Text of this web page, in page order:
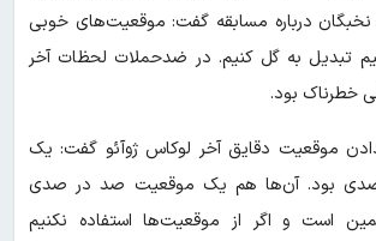
درباره مسابقه گفت: موقعیت‌های خوبی
تبدیل به گل کنیم. در ضدحملات لحظات آخر
خطرناک بود.
موقعیت دقایق آخر لوکاس ژوآئو گفت: یک
بود. آن‌ها هم یک موقعیت صد در صدی
است و اگر از موقعیت‌ها استفاده نکنیم